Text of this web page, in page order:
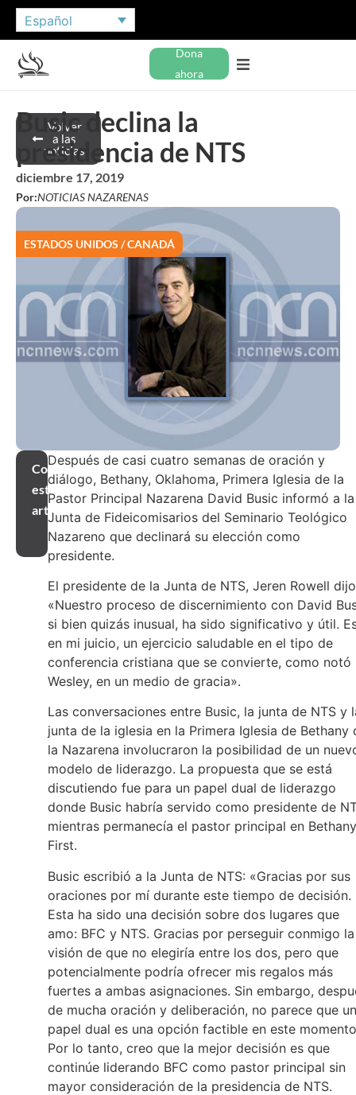
Español
Dona
ahora
Volver
a las
noticias
Busic declina la
presidencia de NTS
diciembre 17, 2019
Por:NOTICIAS NAZARENAS
ESTADOS UNIDOS / CANADÁ
Compartir
este
artículo
Después de casi cuatro semanas de oración y
diálogo, Bethany, Oklahoma, Primera Iglesia de la
Pastor Principal Nazarena David Busic informó a la
Junta de Fideicomisarios del Seminario Teológico
Nazareno que declinará su elección como
presidente.
El presidente de la Junta de NTS, Jeren Rowell
«Nuestro proceso de discernimiento con David
si bien quizás inusual, ha sido significativo y útil.
en mi juicio, un ejercicio saludable en el tipo de
conferencia cristiana que se convierte, como notó
Wesley, en un medio de gracia».
Las conversaciones entre Busic, la junta de NTS y
junta de la iglesia en la Primera Iglesia de Bethany
la Nazarena involucraron la posibilidad de un
modelo de liderazgo. La propuesta que se está
discutiendo fue para un papel dual de liderazgo
donde Busic habría servido como presidente de
mientras permanecía el pastor principal en Bethany
First.
Busic escribió a la Junta de NTS: «Gracias por sus
oraciones por mí durante este tiempo de decisión.
Esta ha sido una decisión sobre dos lugares que
amo: BFC y NTS. Gracias por perseguir conmigo la
visión de que no elegiría entre los dos, pero que
potencialmente podría ofrecer mis regalos más
fuertes a ambas asignaciones. Sin embargo,
de mucha oración y deliberación, no parece que un
papel dual es una opción factible en este
Por lo tanto, creo que la mejor decisión es que
continúe liderando BFC como pastor principal sin
mayor consideración de la presidencia de NTS.